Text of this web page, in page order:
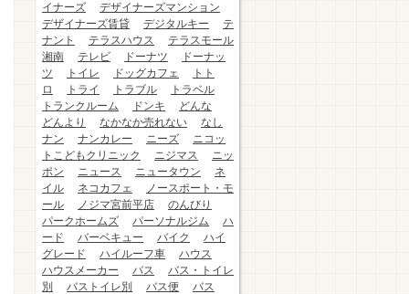
イナーズ
デザイナーズマンション
デザイナーズ賃貸
デジタルキー
テ
ナント
テラスハウス
テラスモール
湘南
テレビ ドーナツ
ドーナッ
ツ
トイレ ドッグカフェ
トト
ロ
トライ トラブル
トラベル
トランクルーム
ドンキ
どんな
どんより
なかなか売れない
なし
ナン
ナンカレー ニーズ
ニコッ
トこどもクリニック
ニジマス
ニッ
ポン
ニュース ニュータウン
ネ
イル
ネコカフェ
ノースポート・モ
ール
ノジマ宮前平店
のんびり
パークホームズ
パーソナルジム
ハ
ード
バーベキュー バイク
ハイ
グレード
ハイルーフ車
ハウス
ハウスメーカー
バス
バス・トイレ
別
バストイレ別 バス便
バス